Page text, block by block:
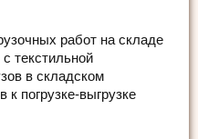
работ на складе
с текстильной
в складском
к погрузке-выгрузке